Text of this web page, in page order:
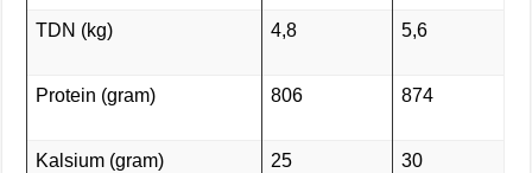
TDN (kg) 4,8 5,6
Protein (gram) 806 874
Kalsium (gram) 25 30